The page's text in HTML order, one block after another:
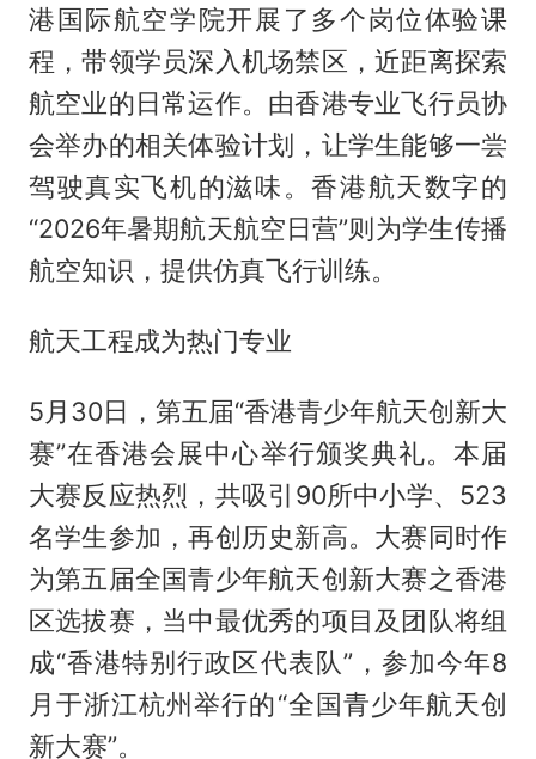
港国际航空学院开展了多个岗位体验课
程，带领学员深入机场禁区，近距离探索
航空业的日常运作。由香港专业飞行员协
会举办的相关体验计划，让学生能够一尝
驾驶真实飞机的滋味。香港航天数字的
“2026年暑期航天航空日营”则为学生传播
航空知识，提供仿真飞行训练。
航天工程成为热门专业
5月30日，第五届“香港青少年航天创新大
赛”在香港会展中心举行颁奖典礼。本届
大赛反应热烈，共吸引90所中小学、523
名学生参加，再创历史新高。大赛同时作
为第五届全国青少年航天创新大赛之香港
区选拔赛，当中最优秀的项目及团队将组
成“香港特别行政区代表队”，参加今年8
月于浙江杭州举行的“全国青少年航天创
新大赛”。